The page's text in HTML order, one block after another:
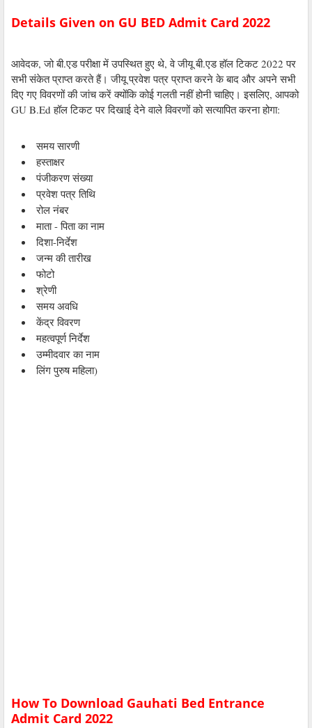
Details Given on GU BED Admit Card 2022
आवेदक, जो बी.एड परीक्षा में उपस्थित हुए थे, वे जीयू बी.एड हॉल टिकट 2022 पर
सभी संकेत प्राप्त करते हैं। जीयू प्रवेश पत्र प्राप्त करने के बाद और अपने सभी
दिए गए विवरणों की जांच करें क्योंकि कोई गलती नहीं होनी चाहिए। इसलिए, आपको
GU B.Ed हॉल टिकट पर दिखाई देने वाले विवरणों को सत्यापित करना होगा:
समय सारणी
हस्ताक्षर
पंजीकरण संख्या
प्रवेश पत्र तिथि
रोल नंबर
माता - पिता का नाम
दिशा-निर्देश
जन्म की तारीख
फोटो
श्रेणी
समय अवधि
केंद्र विवरण
महत्वपूर्ण निर्देश
उम्मीदवार का नाम
लिंग पुरुष महिला)
How To Download Gauhati Bed Entrance
Admit Card 2022